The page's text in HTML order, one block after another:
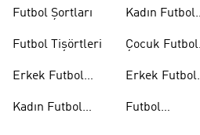
Futbol Şortları
Futbol Tişörtleri
Erkek Futbol
Kadın Futbol
Kadın Futbol
Çocuk Futbol
Erkek Futbol
Futbol